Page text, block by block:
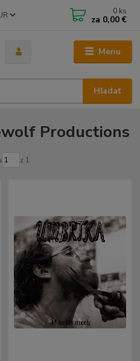
Menu
Hľadať
0 ks
za 0,00 €
Productions
z 1